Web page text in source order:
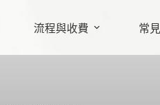
流程與收費 常